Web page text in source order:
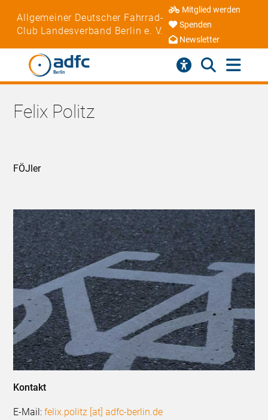
Allgemeiner Deutscher Fahrrad-
Club Landesverband Berlin e. V.
Mitglied werden
Spenden
Newsletter
Felix Politz
FÖJler
Kontakt
E-Mail:felix.politz [at] adfc-berlin.de